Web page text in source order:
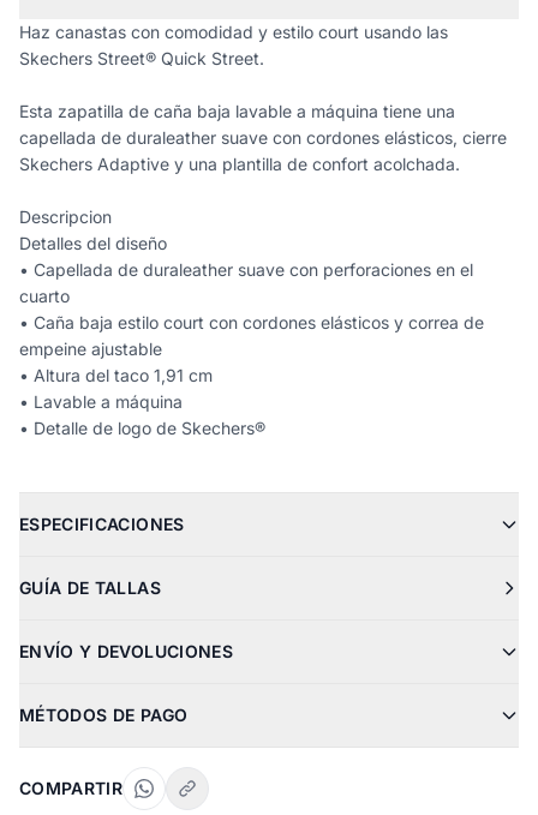
Haz canastas con comodidad y estilo court usando las
Skechers Street® Quick Street.
Esta zapatilla de caña baja lavable a máquina tiene una
capellada de duraleather suave con cordones elásticos, cierre
Skechers Adaptive y una plantilla de confort acolchada.
Descripcion
Detalles del diseño
• Capellada de duraleather suave con perforaciones en el
cuarto
• Caña baja estilo court con cordones elásticos y correa de
empeine ajustable
• Altura del taco 1,91 cm
• Lavable a máquina
• Detalle de logo de Skechers®
ESPECIFICACIONES
GUÍA DE TALLAS
ENVÍO Y DEVOLUCIONES
MÉTODOS DE PAGO
COMPARTIR